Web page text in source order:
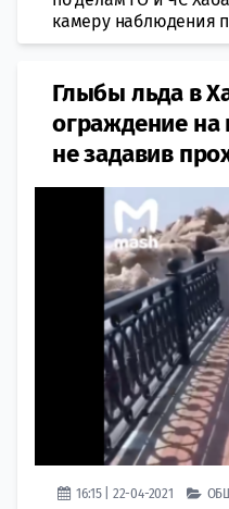
камеру наблюдения
Глыбы льда в
ограждение на
не задавив
16:15 | 22-04-2021